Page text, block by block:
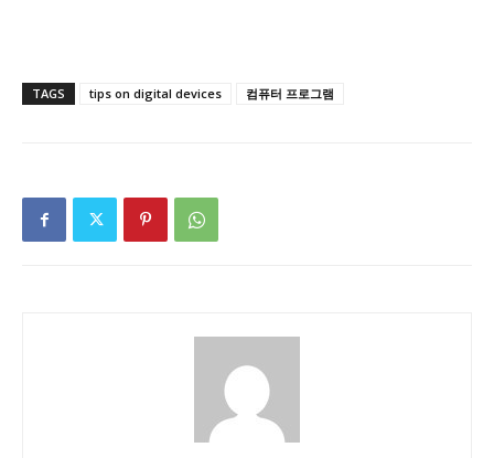
TAGS tips on digital devices 컴퓨터 프로그램